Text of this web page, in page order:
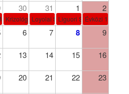
30 31 1 2
Mária és Lázár
Krizológ Szent Péter
Loyolai Szent IgnácLiguori Szent Alfonz pk-et.
Évközi 18.
6 7 8 9
13 14 15 16
20 21 22 23